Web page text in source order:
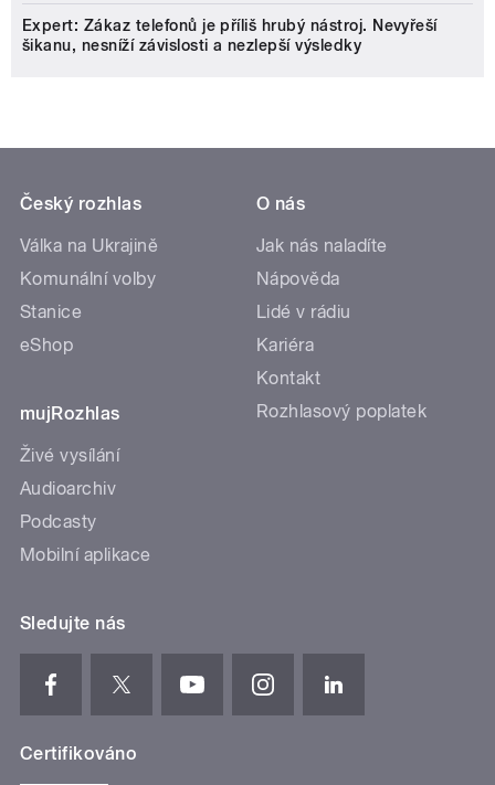
Expert: Zákaz telefonů je příliš hrubý nástroj. Nevyřeší
šikanu, nesníží závislosti a nezlepší výsledky
Český rozhlas
Válka na Ukrajině
Komunální volby
Stanice
eShop
mujRozhlas
Živé vysílání
Audioarchiv
Podcasty
Mobilní aplikace
O nás
Jak nás naladíte
Nápověda
Lidé v rádiu
Kariéra
Kontakt
Rozhlasový poplatek
Sledujte nás
Certifikováno